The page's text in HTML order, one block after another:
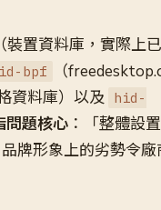
（裝置資料庫，實際上
bpf
（
資料庫）以及 hid-
問題核心 ：「整體設
牌形象上的劣勢令廠